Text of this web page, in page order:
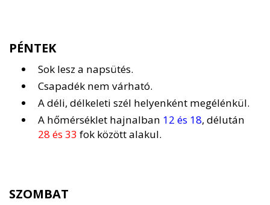
PÉNTEK
Sok lesz a napsütés.
Csapadék nem várható.
A déli, délkeleti szél helyenként megélénkül.
A hőmérséklet hajnalban 12 és 18, délután
28 és 33 fok között alakul.
SZOMBAT